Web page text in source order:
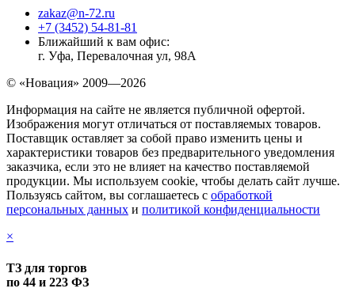
zakaz@n-72.ru
+7 (3452) 54-81-81
Ближайший к вам офис:
г. Уфа, Перевалочная ул, 98А
© «Новация» 2009—2026
Информация на сайте не является публичной офертой.
Изображения могут отличаться от поставляемых товаров.
Поставщик оставляет за собой право изменить цены и
характеристики товаров без предварительного уведомления
заказчика, если это не влияет на качество поставляемой
продукции. Мы используем cookie, чтобы делать сайт лучше.
Пользуясь сайтом, вы соглашаетесь с обработкой
персональных данных и политикой конфиденциальности
×
ТЗ для торгов
по 44 и 223 ФЗ